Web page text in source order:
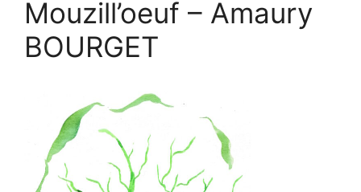
Mouzill’oeuf – Amaury
BOURGET